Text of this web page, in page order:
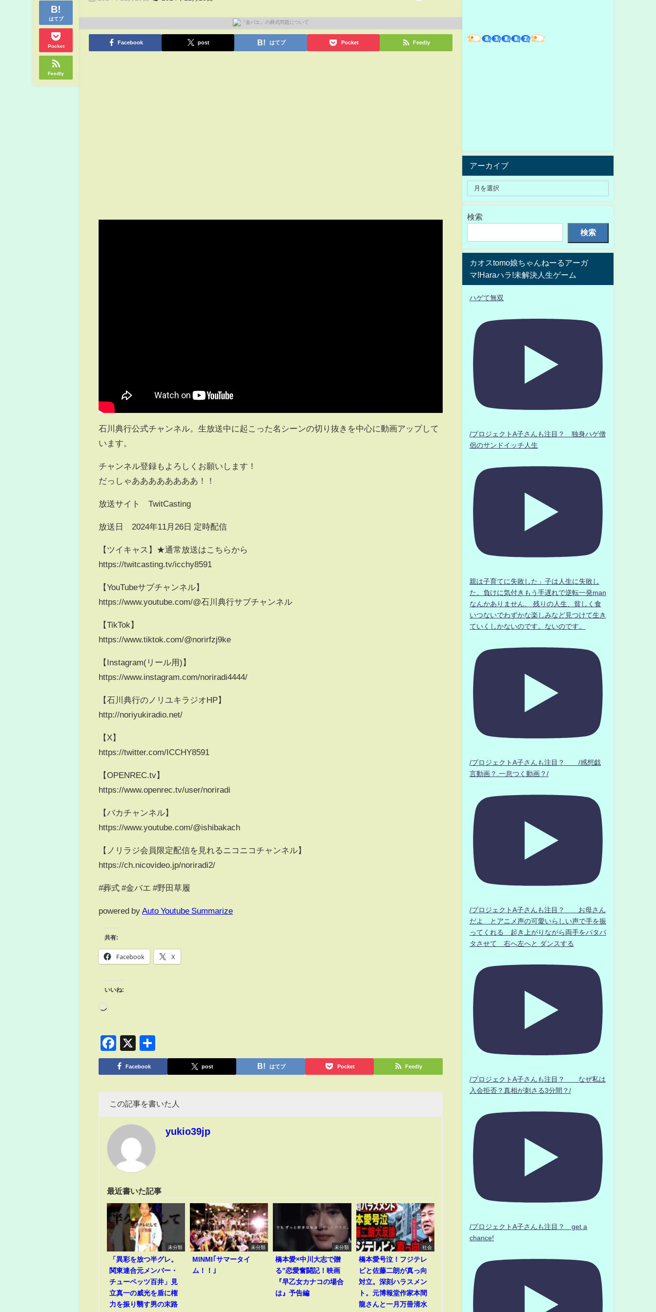
はてブ
Pocket
Feedly
Facebook post はてブ Pocket Feedly
石川典行公式チャンネル。生放送中に起こった名シーンの切り抜きを中心に動画アップして
います。
チャンネル登録もよろしくお願いします！
だっしゃああああああああ！！
放送サイト TwitCasting
放送日 2024年11月26日 定時配信
【ツイキャス】★通常放送はこちらから
https://twitcasting.tv/icchy8591
【YouTubeサブチャンネル】
https://www.youtube.com/@石川典行サブチャンネル
【TikTok】
https://www.tiktok.com/@norirfzj9ke
【Instagram(リール用)】
https://www.instagram.com/noriradi4444/
【石川典行のノリユキラジオHP】
http://noriyukiradio.net/
【X】
https://twitter.com/ICCHY8591
【OPENREC.tv】
https://www.openrec.tv/user/noriradi
【バカチャンネル】
https://www.youtube.com/@ishibakach
【ノリラジ会員限定配信を見れるニコニコチャンネル】
https://ch.nicovideo.jp/noriradi2/
#葬式 #金バエ #野田草履
powered by Auto Youtube Summarize
共有:
Facebook X
いいね:
Facebook
X
有
Facebook post はてブ Pocket Feedly
この記事を書いた人
yukio39jp
最近書いた記事
未分類
「異彩を放つ半グレ。
関東連合元メンバー・
チューペッツ百井」見
立真一の威光を盾に権
力を振り翳す男の末路
未分類
MINMI｢サマータイ
ム！！｣
未分類
橋本愛×中川大志で贈
る”恋愛奮闘記！映画
『早乙女カナコの場合
は』予告編
社会
橋本愛号泣！フジテレ
ビと佐藤二朗が真っ向
対立。深刻ハラスメン
ト。元博報堂作家本間
龍さんと一月万冊清水
アーカイブ
検索
検索
カオスtomo娘ちゃんねーるアーガ
マ!Haraハラ!未解決人生ゲーム
ハゲて無双
/プロジェクトA子さんも注目？ 独身ハゲ僧
侶のサンドイッチ人生
親は子育てに失敗した」子は人生に失敗し
た。負けに気付きもう手遅れで逆転一発man
なんかありません、 残りの人生、貧しく食
いつないでわずかな楽しみなど見つけて生き
ていくしかないのです。ないのです。
/プロジェクトA子さんも注目？ /感想戯
言動画？.一息つく動画？/
/プロジェクトA子さんも注目？ お母さん
だよ とアニメ声の可愛いらしい声で手を振
ってくれる 起き上がりながら両手をパタパ
タさせて 右へ左へと ダンスする
/プロジェクトA子さんも注目？ なぜ私は
入会拒否？真相が刺さる3分間？/
/プロジェクトA子さんも注目？ get a
chance!